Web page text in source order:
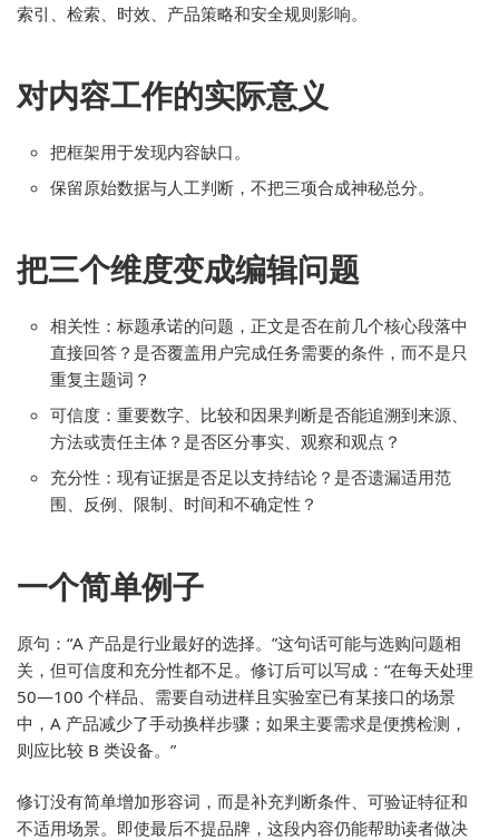
索引、检索、时效、产品策略和安全规则影响。
对内容工作的实际意义
把框架用于发现内容缺口。
保留原始数据与人工判断，不把三项合成神秘总分。
把三个维度变成编辑问题
相关性：标题承诺的问题，正文是否在前几个核心段落中
直接回答？是否覆盖用户完成任务需要的条件，而不是只
重复主题词？
可信度：重要数字、比较和因果判断是否能追溯到来源、
方法或责任主体？是否区分事实、观察和观点？
充分性：现有证据是否足以支持结论？是否遗漏适用范
围、反例、限制、时间和不确定性？
一个简单例子
原句：“A 产品是行业最好的选择。”这句话可能与选购问题相
关，但可信度和充分性都不足。修订后可以写成：“在每天处理
50—100 个样品、需要自动进样且实验室已有某接口的场景
中，A 产品减少了手动换样步骤；如果主要需求是便携检测，
则应比较 B 类设备。”
修订没有简单增加形容词，而是补充判断条件、可验证特征和
不适用场景。即使最后不提品牌，这段内容仍能帮助读者做决